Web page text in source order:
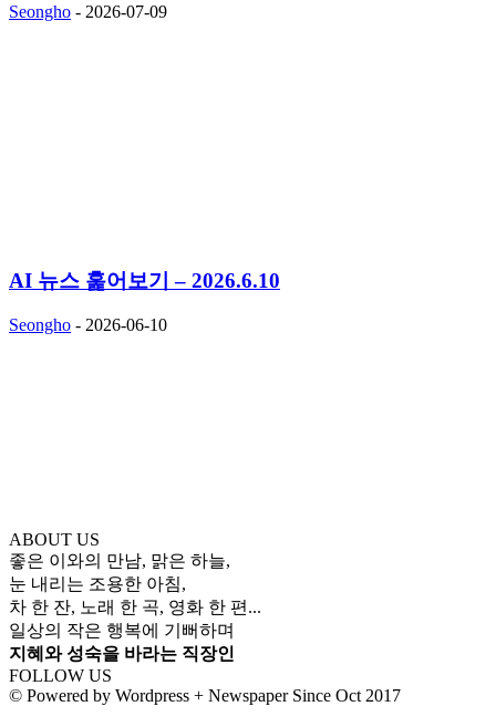
Seongho - 2026-07-09
AI 뉴스 훑어보기 – 2026.6.10
Seongho - 2026-06-10
ABOUT US
좋은 이와의 만남, 맑은 하늘,
눈 내리는 조용한 아침,
차 한 잔, 노래 한 곡, 영화 한 편...
일상의 작은 행복에 기뻐하며
지혜와 성숙을 바라는 직장인
FOLLOW US
© Powered by Wordpress + Newspaper Since Oct 2017